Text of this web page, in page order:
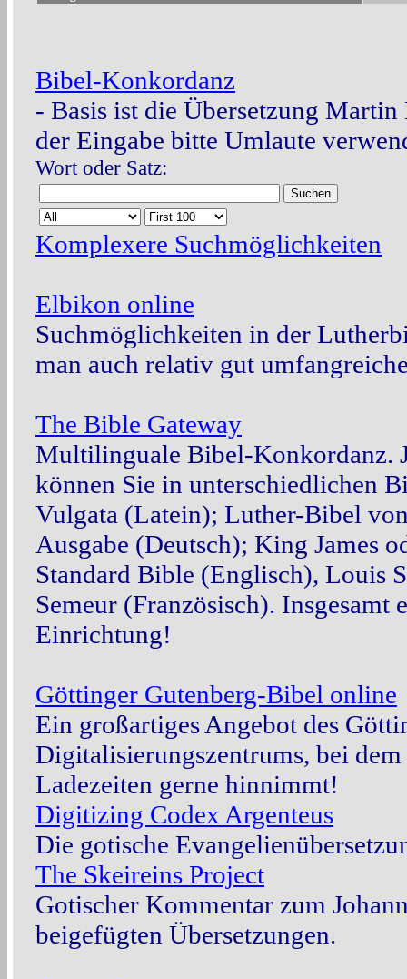
Bibel-Konkordanz
- Basis ist die Übersetzung
der Eingabe bitte Umlaute
Wort oder Satz:
Komplexere Suchmöglichkeiten
Elbikon online
Suchmöglichkeiten in der
man auch relativ gut
The Bible Gateway
Multilinguale Bibel-Konkordanz.
können Sie in unterschiedlichen
Vulgata (Latein); Luther-Bibel
Ausgabe (Deutsch); King James
Standard Bible (Englisch), Louis
Semeur (Französisch). Insgesamt
Einrichtung!
Göttinger Gutenberg-Bibel online
Ein großartiges Angebot des
Digitalisierungszentrums, bei
Ladezeiten gerne hinnimmt!
Digitizing Codex Argenteus
Die gotische
The Skeireins Project
Gotischer Kommentar zum
beigefügten Übersetzungen.